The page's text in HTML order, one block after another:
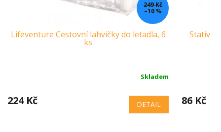
249 Kč
–10 %
Lifeventure Cestovní lahvičky do letadla, 6
ks
Skladem
224 Kč DETAIL
Stativ
86 Kč